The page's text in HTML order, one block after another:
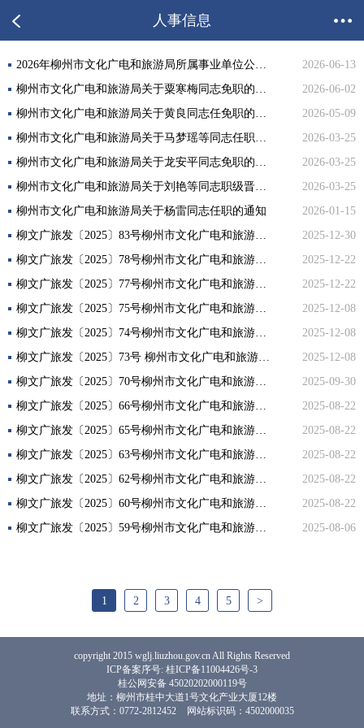
人事信息
2026年柳州市文化广电和旅游局所属事业单位公开招聘成绩公布表
2026-06-13
柳州市文化广电和旅游局关于粟寒梅同志免职的通知
2026-06-02
柳州市文化广电和旅游局关于黄良同志任免职的通知
2026-05-09
柳州市文化广电和旅游局关于马梦瑶等同志任职的通知
2026-03-25
柳州市文化广电和旅游局关于龙安平同志免职的通知
2026-03-25
柳州市文化广电和旅游局关于刘艳等同志职级晋升的通知
2026-03-25
柳州市文化广电和旅游局关于杨雷同志任职的通知
2026-01-15
柳文广旅发〔2025〕83号柳州市文化广电和旅游局关于樊巍嵩等同志任免职的通知
2025-12-30
柳文广旅发〔2025〕78号柳州市文化广电和旅游局关于王志超同志任职的通知
2025-12-22
柳文广旅发〔2025〕77号柳州市文化广电和旅游局关于李义成等同志任免职的通知
2025-12-22
柳文广旅发〔2025〕75号柳州市文化广电和旅游局关于赵应战等同志试用期满正式任职的通知
2025-12-08
柳文广旅发〔2025〕74号柳州市文化广电和旅游局关于李明建同志任免职的通知
2025-12-08
柳文广旅发〔2025〕73号 柳州市文化广电和旅游局关于李兵等同志任免职的通知
2025-12-08
柳文广旅发〔2025〕70号柳州市文化广电和旅游局关于黄良同志任职的通知
2025-09-30
柳文广旅发〔2025〕66号柳州市文化广电和旅游局关于葛莉莉等同志职级晋升的通知
2025-08-22
柳文广旅发〔2025〕65号柳州市文化广电和旅游局关于周峰等同志任免职的通知
2025-08-22
柳文广旅发〔2025〕63号柳州市文化广电和旅游局关于程璇等同志任职的通知
2025-08-22
柳文广旅发〔2025〕62号柳州市文化广电和旅游局关于陈超贵同志任职的通知
2025-08-22
柳文广旅发〔2025〕60号柳州市文化广电和旅游局关于粟鑫同志任职的通知
2025-08-22
柳文广旅发〔2025〕59号柳州市文化广电和旅游局关于胡韦青等同志任免职的通知
2025-08-06
1 2 3 4 5 >
copyright 2015 wglj.liuzhou.gov.cn All Rights Reserved
ICP备案序号: 桂ICP备11004426号-3
桂公网安备 45020202000119号
地址：柳州市桂中大道1号文化产业大厦12楼
联系方式：0772-2812452
网站标识码：4502000035